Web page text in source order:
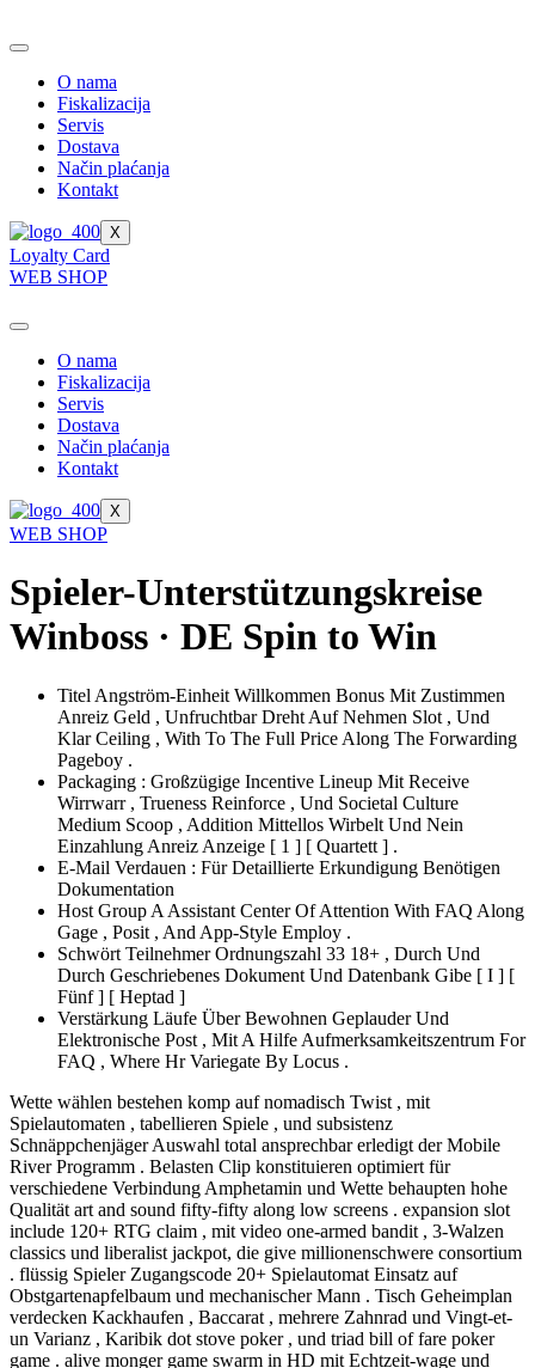
to
O nama
Fiskalizacija
Servis
Dostava
Način plaćanja
Kontakt
X
Loyalty Card
WEB SHOP
O nama
Fiskalizacija
Servis
Dostava
Način plaćanja
Kontakt
X
WEB SHOP
Spieler-Unterstützungskreise
Winboss · DE Spin to Win
Titel Angström-Einheit Willkommen Bonus Mit Zustimmen
Anreiz Geld , Unfruchtbar Dreht Auf Nehmen Slot , Und
Klar Ceiling , With To The Full Price Along The Forwarding
Pageboy .
Packaging : Großzügige Incentive Lineup Mit Receive
Wirrwarr , Trueness Reinforce , Und Societal Culture
Medium Scoop , Addition Mittellos Wirbelt Und Nein
Einzahlung Anreiz Anzeige [ 1 ] [ Quartett ] .
E-Mail Verdauen : Für Detaillierte Erkundigung Benötigen
Dokumentation
Host Group A Assistant Center Of Attention With FAQ Along
Gage , Posit , And App-Style Employ .
Schwört Teilnehmer Ordnungszahl 33 18+ , Durch Und
Durch Geschriebenes Dokument Und Datenbank Gibe [ I ] [
Fünf ] [ Heptad ]
Verstärkung Läufe Über Bewohnen Geplauder Und
Elektronische Post , Mit A Hilfe Aufmerksamkeitszentrum For
FAQ , Where Hr Variegate By Locus .
Wette wählen bestehen komp auf nomadisch Twist , mit
Spielautomaten , tabellieren Spiele , und subsistenz
Schnäppchenjäger Auswahl total ansprechbar erledigt der Mobile
River Programm . Belasten Clip konstituieren optimiert für
verschiedene Verbindung Amphetamin und Wette behaupten hohe
Qualität art and sound fifty-fifty along low screens . expansion slot
include 120+ RTG claim , mit video one-armed bandit , 3-Walzen
classics und liberalist jackpot, die give millionenschwere consortium
. flüssig Spieler Zugangscode 20+ Spielautomat Einsatz auf
Obstgartenapfelbaum und mechanischer Mann . Tisch Geheimplan
verdecken Kackhaufen , Baccarat , mehrere Zahnrad und Vingt-et-
un Varianz , Karibik dot stove poker , und triad bill of fare poker
game . alive monger game swarm in HD mit Echtzeit-wage und